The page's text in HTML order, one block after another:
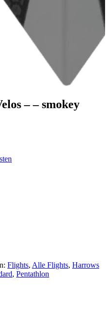
– – smokey
Flights, Alle Flights, Harrows
, Pentathlon